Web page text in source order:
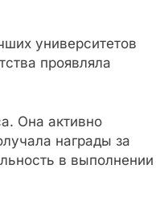
университетов
проявляла
Она активно
награды за
в выполнении